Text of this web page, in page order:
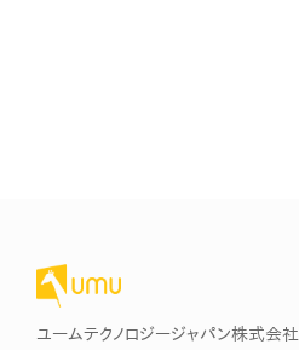
ユームテクノロジージャパン株式会社